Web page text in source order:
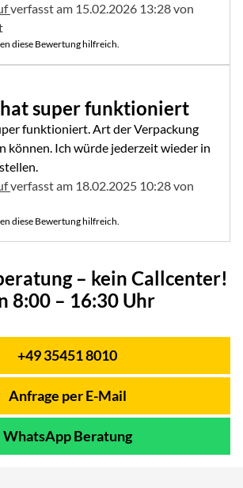
verfasst am 15.02.2026 13:28 von
diese Bewertung hilfreich.
super funktioniert
funktioniert. Art der Verpackung
können. Ich würde jederzeit wieder in
verfasst am 18.02.2025 10:28 von
diese Bewertung hilfreich.
– kein Callcenter!
8:00 – 16:30 Uhr
Telefon:
+49 35451 8010
Anfrage per E-Mail
WhatsApp Beratung